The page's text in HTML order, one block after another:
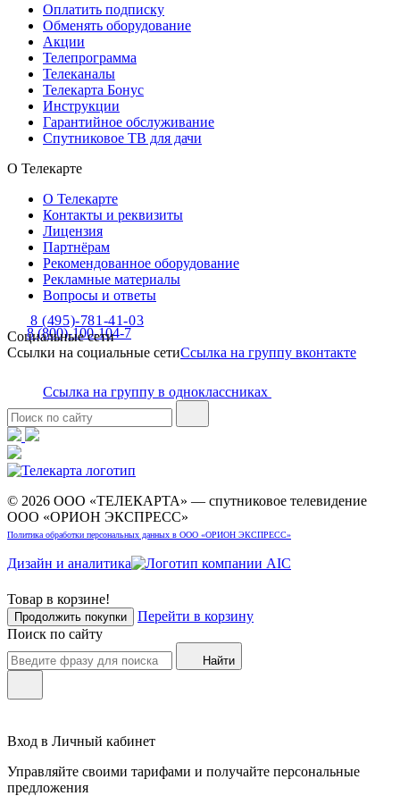
Оплатить подписку
Обменять оборудование
Акции
Телепрограмма
Телеканалы
Телекарта Бонус
Инструкции
Гарантийное обслуживание
Спутниковое ТВ для дачи
О Телекарте
О Телекарте
Контакты и реквизиты
Лицензия
Партнёрам
Рекомендованное оборудование
Рекламные материалы
Вопросы и ответы
8 (800)-100-104-7
8 (495)-781-41-03
Социальные сети
Ссылки на социальные сетиСсылка на группу вконтакте
Ссылка на группу в одноклассниках
© 2026 ООО «ТЕЛЕКАРТА» — спутниковое телевидение
ООО «ОРИОН ЭКСПРЕСС»
Политика обработки персональных данных в ООО «ОРИОН ЭКСПРЕСС»
Дизайн и аналитика
Товар в корзине!
Продолжить покупки
Перейти в корзину
Поиск по сайту
Найти
Вход в Личный кабинет
Управляйте своими тарифами и получайте персональные
предложения